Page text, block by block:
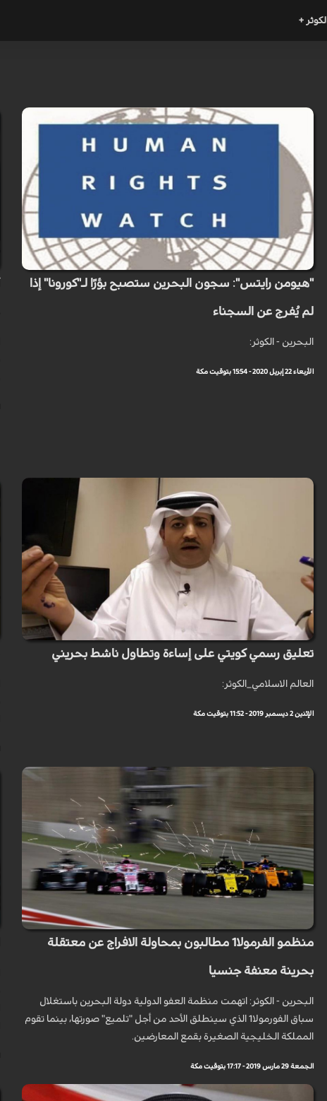
الكوثر +
"هيومن رايتس": سجون البحرين ستصبح بؤرًا لـ"كورونا" إذا
لم يُفرج عن السجناء
البحرين - الكوثر:
الأربعاء 22 إبريل 2020 - 15:54 بتوقيت مكة
تعليق رسمي كويتي على إساءة وتطاول ناشط بحريني
العالم الاسلامي_الكوثر:
الإثنين 2 ديسمبر 2019 - 11:52 بتوقيت مكة
منظمو الفرمولا1 مطالبون بمحاولة الافراج عن معتقلة
بحرينة معنفة جنسيا
البحرين - الكوثر: اتهمت منظمة العفو الدولية دولة البحرين باستغلال
سباق الفورمولا1 الذي سينطلق الأحد من أجل "تلميع" صورتها، بينما تقوم
المملكة الخليجية الصغيرة بقمع المعارضين.
الجمعة 29 مارس 2019 - 17:17 بتوقيت مكة